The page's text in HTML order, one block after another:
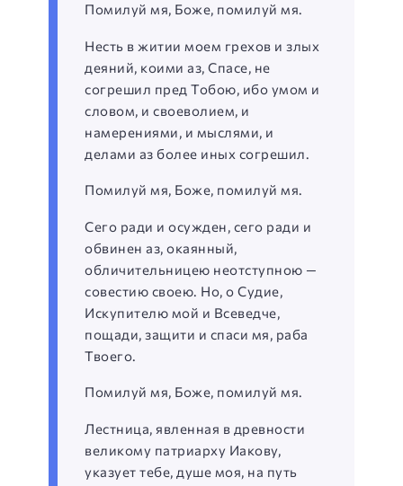
Помилуй мя, Боже, помилуй мя.
Несть в житии моем грехов и злых
деяний, коими аз, Спасе, не
согрешил пред Тобою, ибо умом и
словом, и своеволием, и
намерениями, и мыслями, и
делами аз более иных согрешил.
Помилуй мя, Боже, помилуй мя.
Сего ради и осужден, сего ради и
обвинен аз, окаянный,
обличительницею неотступною —
совестию своею. Но, о Судие,
Искупителю мой и Всеведче,
пощади, защити и спаси мя, раба
Твоего.
Помилуй мя, Боже, помилуй мя.
Лестница, явленная в древности
великому патриарху Иакову,
указует тебе, душе моя, на путь